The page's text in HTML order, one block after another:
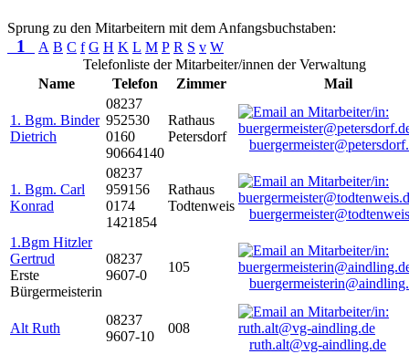
Sprung zu den Mitarbeitern mit dem Anfangsbuchstaben:
1 A B C f G H K L M P R S v W
Telefonliste der Mitarbeiter/innen der Verwaltung
Name
Telefon Zimmer Mail
1. Bgm. Binder
Dietrich
08237
952530
0160
90664140
Rathaus
Petersdorf
1. Bgm. Carl
Konrad
08237
959156
0174
1421854
Rathaus
Todtenweis
1.Bgm Hitzler
Gertrud
Erste
Bürgermeisterin
08237
9607-0
105
Alt Ruth
08237
9607-10
008
ruth.alt@vg-aindling.de